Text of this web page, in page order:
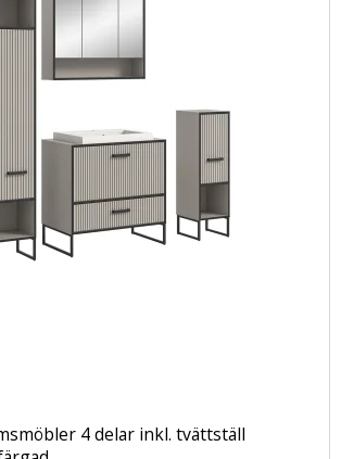
4 delar inkl. tvättställ